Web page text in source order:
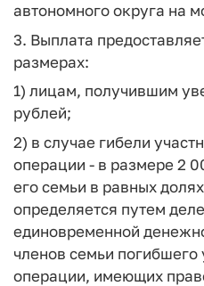
автономного округа на
3. Выплата
размерах:
1) лицам, получившим
рублей;
2) в случае гибели
операции - в размере 2
его семьи в равных
определяется путем
единовременной
членов семьи погибшего
операции, имеющих